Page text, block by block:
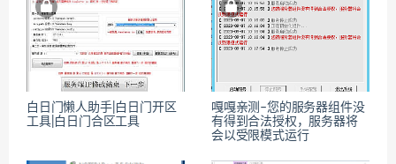
白日门懒人助手|白日门开区
工具|白日门合区工具
嘎嘎亲测–您的服务器组件没
有得到合法授权，服务器将
会以受限模式运行